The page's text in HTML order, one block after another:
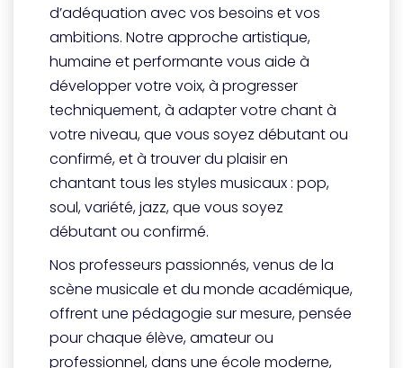
d’adéquation avec vos besoins et vos
ambitions. Notre approche artistique,
humaine et performante vous aide à
développer votre voix, à progresser
techniquement, à adapter votre chant à
votre niveau, que vous soyez débutant ou
confirmé, et à trouver du plaisir en
chantant tous les styles musicaux : pop,
soul, variété, jazz, que vous soyez
débutant ou confirmé.
Nos professeurs passionnés, venus de la
scène musicale et du monde académique,
offrent une pédagogie sur mesure, pensée
pour chaque élève, amateur ou
professionnel, dans une école moderne,